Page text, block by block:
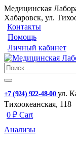
Медицинская
Хабаровск, ул.
Контакты
Помощь
Личный кабинет
+7 (924) 922-48-00 ул.
Тихоокеанская, 118
0 ₽ Cart
Анализы